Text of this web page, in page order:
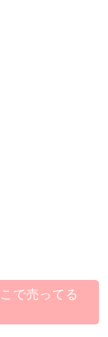
で売ってる